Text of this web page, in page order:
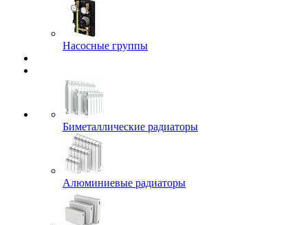
Насосные группы
Биметаллические радиаторы
Алюминиевые радиаторы